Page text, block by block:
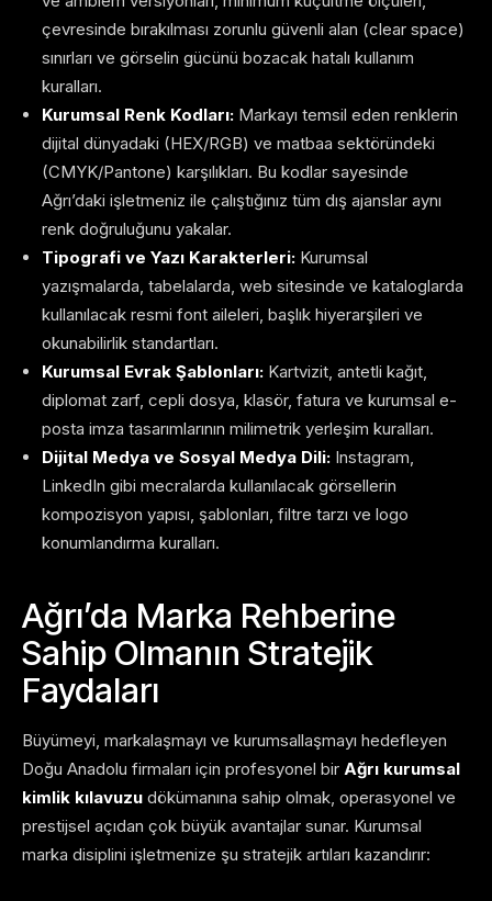
çevresinde bırakılması zorunlu güvenli alan (clear space)
sınırları ve görselin gücünü bozacak hatalı kullanım
kuralları.
Kurumsal Renk Kodları: Markayı temsil eden renklerin
dijital dünyadaki (HEX/RGB) ve matbaa sektöründeki
(CMYK/Pantone) karşılıkları. Bu kodlar sayesinde
Ağrı’daki işletmeniz ile çalıştığınız tüm dış ajanslar aynı
renk doğruluğunu yakalar.
Tipografi ve Yazı Karakterleri: Kurumsal
yazışmalarda, tabelalarda, web sitesinde ve kataloglarda
kullanılacak resmi font aileleri, başlık hiyerarşileri ve
okunabilirlik standartları.
Kurumsal Evrak Şablonları: Kartvizit, antetli kağıt,
diplomat zarf, cepli dosya, klasör, fatura ve kurumsal e-
posta imza tasarımlarının milimetrik yerleşim kuralları.
Dijital Medya ve Sosyal Medya Dili: Instagram,
LinkedIn gibi mecralarda kullanılacak görsellerin
kompozisyon yapısı, şablonları, filtre tarzı ve logo
konumlandırma kuralları.
Ağrı’da Marka Rehberine
Sahip Olmanın Stratejik
Faydaları
Büyümeyi, markalaşmayı ve kurumsallaşmayı hedefleyen
Doğu Anadolu firmaları için profesyonel bir Ağrı kurumsal
kimlik kılavuzu dökümanına sahip olmak, operasyonel ve
prestijsel açıdan çok büyük avantajlar sunar. Kurumsal
marka disiplini işletmenize şu stratejik artıları kazandırır: